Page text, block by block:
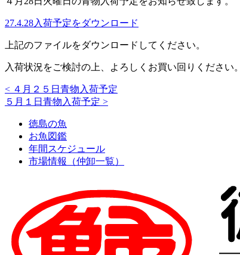
27.4.28入荷予定をダウンロード
上記のファイルをダウンロードしてください。
入荷状況をご検討の上、よろしくお買い回りください。
< ４月２５日青物入荷予定
５月１日青物入荷予定 >
徳島の魚
お魚図鑑
年間スケジュール
市場情報（仲卸一覧）